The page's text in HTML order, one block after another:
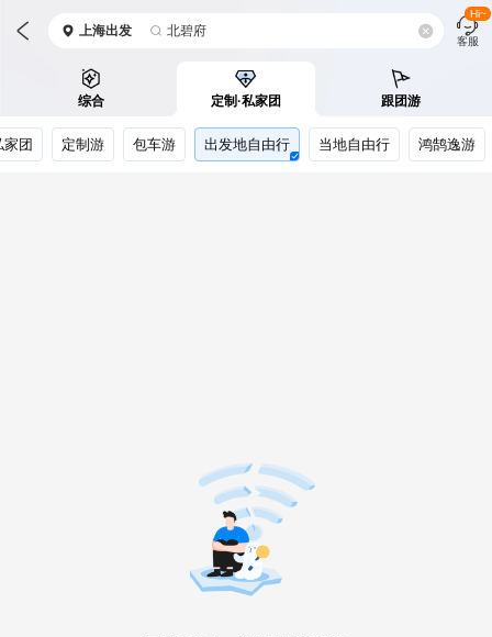
上海出发 北碧府
客服
Hi~
综合 定制·私家团 跟团游
家团 定制游 包车游 出发地自由行 当地自由行 鸿鹄逸游